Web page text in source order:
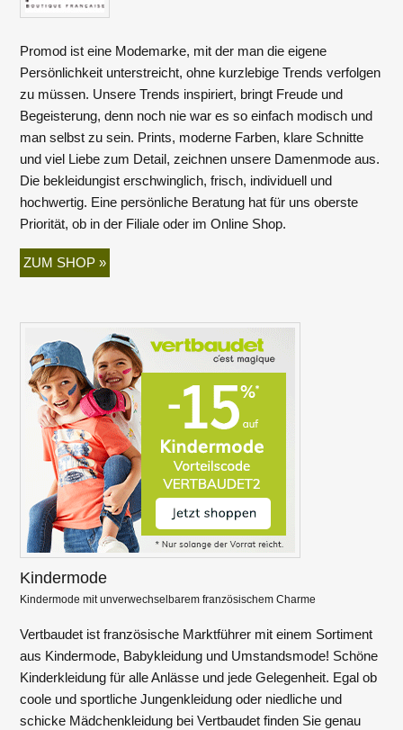
Promod ist eine Modemarke, mit der man die eigene
Persönlichkeit unterstreicht, ohne kurzlebige Trends verfolgen
zu müssen. Unsere Trends inspiriert, bringt Freude und
Begeisterung, denn noch nie war es so einfach modisch und
man selbst zu sein. Prints, moderne Farben, klare Schnitte
und viel Liebe zum Detail, zeichnen unsere Damenmode aus.
Die bekleidungist erschwinglich, frisch, individuell und
hochwertig. Eine persönliche Beratung hat für uns oberste
Priorität, ob in der Filiale oder im Online Shop.
ZUM SHOP »
Kindermode
Kindermode mit unverwechselbarem französischem Charme
Vertbaudet ist französische Marktführer mit einem Sortiment
aus Kindermode, Babykleidung und Umstandsmode! Schöne
Kinderkleidung für alle Anlässe und jede Gelegenheit. Egal ob
coole und sportliche Jungenkleidung oder niedliche und
schicke Mädchenkleidung bei Vertbaudet finden Sie genau